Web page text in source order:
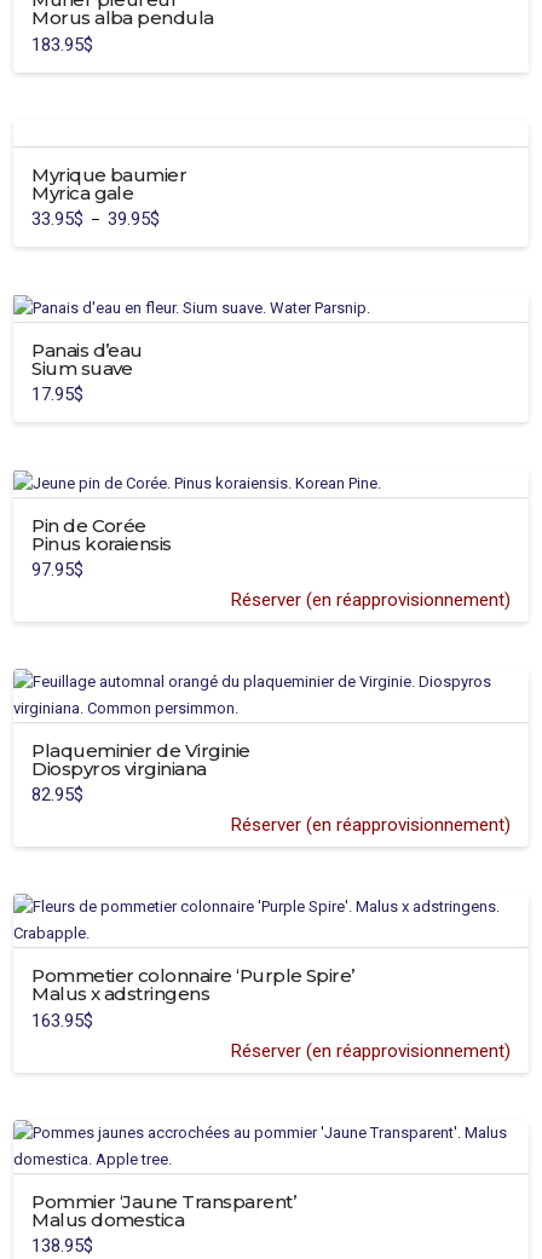
Les
options
peuvent
la
page
Morus alba pendula
183.95$
Myrique baumier
Myrica gale
33.95$ – 39.95$
prix :
plusieurs
variations.
Les
options
peuvent
choisies
la
page
Panais d’eau
Sium suave
17.95$
Pin de Corée
Pinus koraiensis
97.95$
Réserver (en réapprovisionnement)
Plaqueminier de Virginie
Diospyros virginiana
82.95$
Réserver (en réapprovisionnement)
Pommetier colonnaire ‘Purple Spire’
Malus x adstringens
163.95$
Réserver (en réapprovisionnement)
Pommier ‘Jaune Transparent’
Malus domestica
138.95$